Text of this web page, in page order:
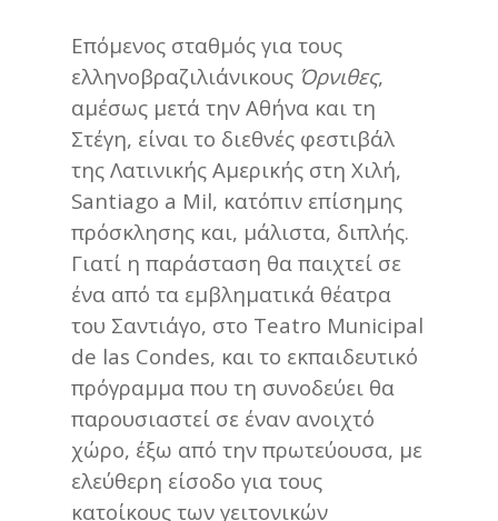
Επόμενος σταθμός για τους
ελληνοβραζιλιάνικους Όρνιθες,
αμέσως μετά την Αθήνα και τη
Στέγη, είναι το διεθνές φεστιβάλ
της Λατινικής Αμερικής στη Χιλή,
Santiago a Mil, κατόπιν επίσημης
πρόσκλησης και, μάλιστα, διπλής.
Γιατί η παράσταση θα παιχτεί σε
ένα από τα εμβληματικά θέατρα
του Σαντιάγο, στο Teatro Municipal
de las Condes, και το εκπαιδευτικό
πρόγραμμα που τη συνοδεύει θα
παρουσιαστεί σε έναν ανοιχτό
χώρο, έξω από την πρωτεύουσα, με
ελεύθερη είσοδο για τους
κατοίκους των γειτονικών